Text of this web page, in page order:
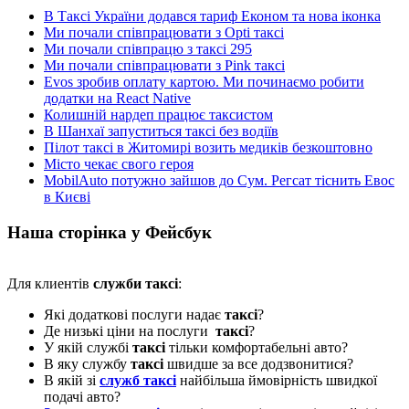
В Таксі України додався тариф Економ та нова іконка
Ми почали співпрацювати з Opti таксі
Ми почали співпрацю з таксі 295
Ми почали співпрацювати з Pink таксі
Evos зробив оплату картою. Ми починаємо робити
додатки на React Native
Колишній нардеп працює таксистом
В Шанхаї запуститься таксі без водіїв
Пілот таксі в Житомирі возить медиків безкоштовно
Місто чекає свого героя
MobilAuto потужно зайшов до Сум. Регсат тіснить Евос
в Києві
Наша сторінка у Фейсбук
Для клиентів служби таксі:
Які додаткові послуги надає таксі?
Де низькі ціни на послуги таксі?
У якій службі таксітільки комфортабельні авто?
В яку службу таксішвидше за все додзвонитися?
В якій зі служб таксі найбільша ймовірність швидкої
подачі авто?